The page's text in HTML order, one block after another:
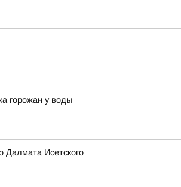
горожан у воды
Исетского